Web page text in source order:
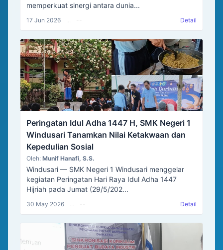
memperkuat sinergi antara dunia...
17 Jun 2026 Detail
Peringatan Idul Adha 1447 H, SMK Negeri 1
Windusari Tanamkan Nilai Ketakwaan dan
Kepedulian Sosial
Oleh: Munif Hanafi, S.S.
Windusari — SMK Negeri 1 Windusari menggelar
kegiatan Peringatan Hari Raya Idul Adha 1447
Hijriah pada Jumat (29/5/202...
30 May 2026 Detail